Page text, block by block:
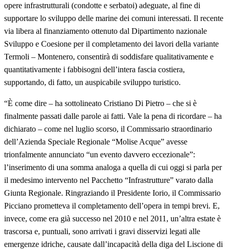
opere infrastrutturali (condotte e serbatoi) adeguate, al fine di
supportare lo sviluppo delle marine dei comuni interessati. Il recente
via libera al finanziamento ottenuto dal Dipartimento nazionale
Sviluppo e Coesione per il completamento dei lavori della variante
Termoli – Montenero, consentirà di soddisfare qualitativamente e
quantitativamente i fabbisogni dell’intera fascia costiera,
supportando, di fatto, un auspicabile sviluppo turistico.
“È come dire – ha sottolineato Cristiano Di Pietro – che si è
finalmente passati dalle parole ai fatti. Vale la pena di ricordare – ha
dichiarato – come nel luglio scorso, il Commissario straordinario
dell’Azienda Speciale Regionale “Molise Acque” avesse
trionfalmente annunciato “un evento davvero eccezionale”:
l’inserimento di una somma analoga a quella di cui oggi si parla per
il medesimo intervento nel Pacchetto “Infrastrutture” varato dalla
Giunta Regionale. Ringraziando il Presidente Iorio, il Commissario
Picciano prometteva il completamento dell’opera in tempi brevi. E,
invece, come era già successo nel 2010 e nel 2011, un’altra estate è
trascorsa e, puntuali, sono arrivati i gravi disservizi legati alle
emergenze idriche, causate dall’incapacità della diga del Liscione di